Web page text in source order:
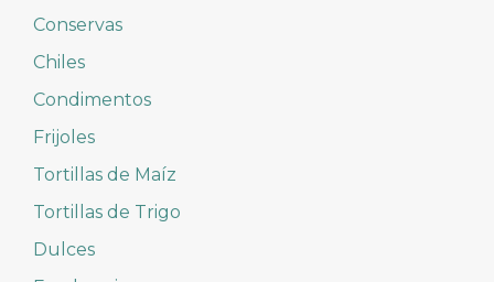
Conservas
Chiles
Condimentos
Frijoles
Tortillas de Maíz
Tortillas de Trigo
Dulces